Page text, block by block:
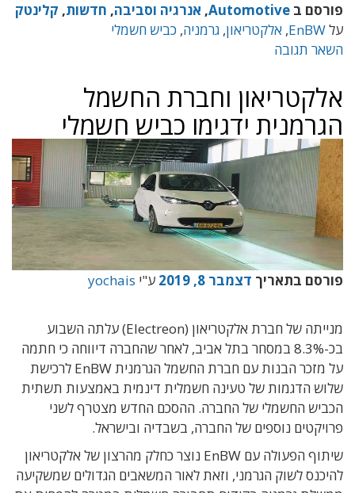
פורסם ב Automotive
, אנרגיה וסביבה, חדשות, קלינטק
עלEnBW
, אלקטריאון, גרמניה, כביש חשמלי
השאר תגובה
אלקטריאון וחברת החשמל
הגרמנית ידגימו כביש חשמלי
פורסם בתאריך דצמבר 8, 2019 ע"י yochais
מנייתה של חברת אלקטריאון (Electreon) עלתה השבוע
בכ-8.3% במסחר בתל אביב, לאחר שהחברה דיווחה כי חתמה
על מזכר הבנות עם חברת החשמל הגרמנית EnBW לרכישת
שלוש הדגמות של טעינה חשמלית דינמית באמצעות תשתית
הכביש החשמלי של החברה. ההסכם החדש מצטרף לשני
פרויקטים נוספים של החברה, בשבדיה ובישראל.
שיתוף הפעולה עם EnBW נוצר כחלק מהרצון של אלקטריאון
להיכנס לשוק הגרמני, וזאת לאור המשאבים הגדולים שמשקיעה